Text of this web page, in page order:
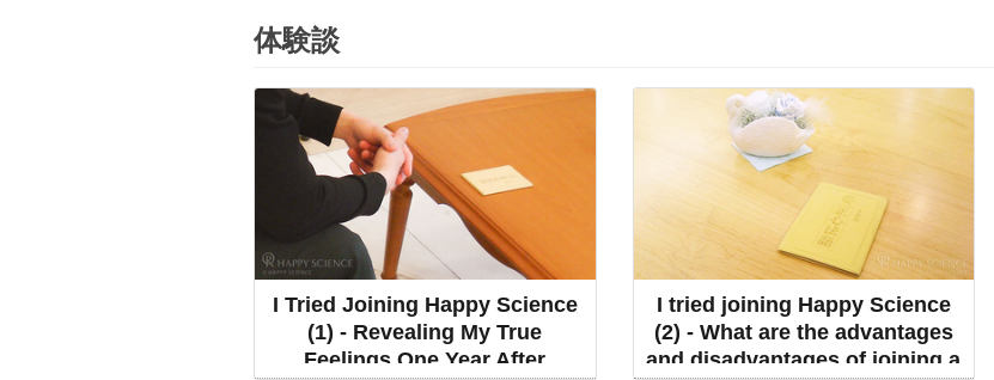
体験談
I Tried Joining Happy Science
(1) - Revealing My True
Feelings One Year After
I tried joining Happy Science
(2) - What are the advantages
and disadvantages of joining a